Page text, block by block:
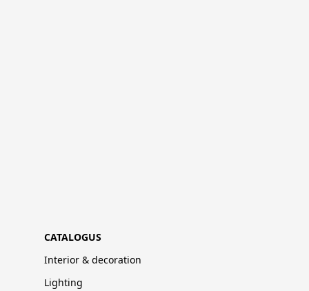
CATALOGUS
Interior & decoration
Lighting